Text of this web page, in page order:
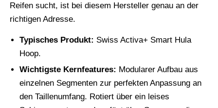
Reifen sucht, ist bei diesem Hersteller genau an der
richtigen Adresse.
Typisches Produkt: Swiss Activa+ Smart Hula
Hoop.
Wichtigste Kernfeatures: Modularer Aufbau aus
einzelnen Segmenten zur perfekten Anpassung an
den Taillenumfang. Rotiert über ein leises